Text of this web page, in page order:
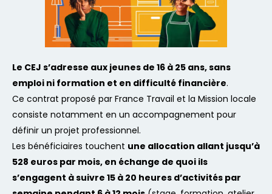
Le CEJ s’adresse aux jeunes de 16 à 25 ans, sans
emploi ni formation et en difficulté financière.
Ce contrat proposé par France Travail et la Mission locale
consiste notamment en un accompagnement pour
définir un projet professionnel.
Les bénéficiaires touchent une allocation allant jusqu’à
528 euros par mois, en échange de quoi ils
s’engagent à suivre 15 à 20 heures d’activités par